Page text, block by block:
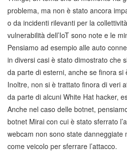
problema, ma non è stato ancora
o da incidenti rilevanti per la
vulnerabilità dell’IoT sono note e le
Pensiamo ad esempio alle auto
in diversi casi è stato dimostrato che
da parte di esterni, anche se finora si
Inoltre, non si è trattato finora di veri
da parte di alcuni White Hat hacker,
Anche nel caso delle botnet,
botnet Mirai con cui è stato sferrato
webcam non sono state danneggiate
come veicolo per sferrare l’attacco.